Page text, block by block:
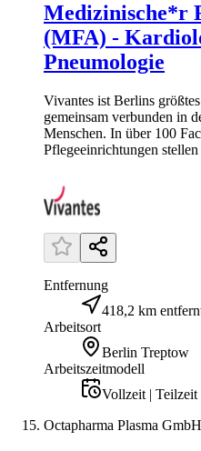
Medizinische*r
(MFA) -
Pneumologie
Vivantes ist Berlins
gemeinsam verbunden in
Menschen. In über 100
Pflegeeinrichtungen
Entfernung
418,2 km
Arbeitsort
Berlin Treptow
Arbeitszeitmodell
Vollzeit | Teilzeit
Octapharma Plasma GmbH